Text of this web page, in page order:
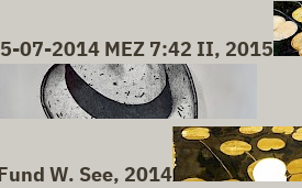
07-2014 MEZ 7:42 II, 2015
W. See, 2014